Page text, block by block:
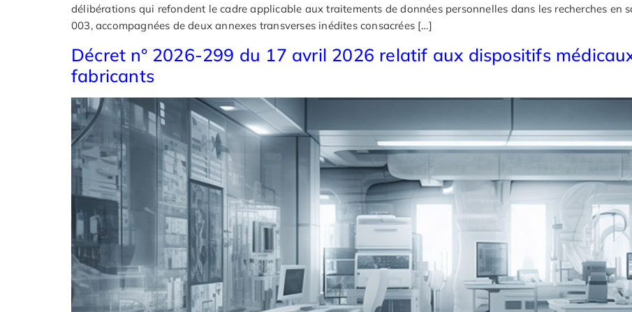
délibérations qui refondent le cadre applicable aux traitements de données personnelles dans les recherches en
003, accompagnées de deux annexes transverses inédites consacrées […]
Décret n° 2026-299 du 17 avril 2026 relatif aux dispositifs
fabricants